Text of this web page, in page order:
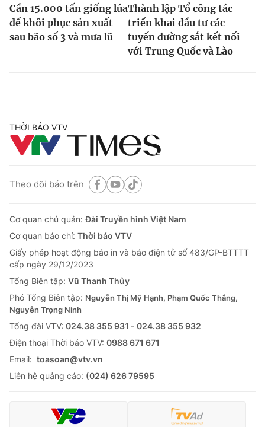
Cần 15.000 tấn giống lúa
để khôi phục sản xuất
sau bão số 3 và mưa lũ
Thành lập Tổ công tác
triển khai đầu tư các
tuyến đường sắt kết nối
với Trung Quốc và Lào
THỜI BÁO VTV
Theo dõi báo trên
Cơ quan chủ quản:Đài Truyền hình Việt Nam
Cơ quan báo chí: Thời báo VTV
Giấy phép hoạt động báo in và báo điện tử số 483/GP-BTTTT
cấp ngày 29/12/2023
Tổng Biên tập: Vũ Thanh Thủy
Phó Tổng Biên tập: Nguyễn Thị Mỹ Hạnh, Phạm Quốc Thắng,
Nguyễn Trọng Ninh
Tổng đài VTV: 024.38 355 931 - 024.38 355 932
Ðiện thoại Thời báo VTV: 0988 671 671
Email: toasoan@vtv.vn
Liên hệ quảng cáo: (024) 626 79595